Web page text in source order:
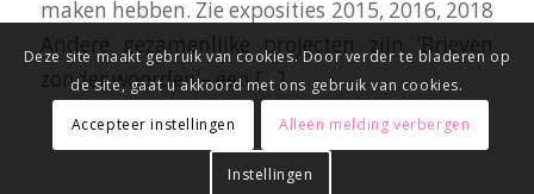
maken hebben. Zie exposities 2015, 2016, 2018
Andere gezamenlijke projecten zijn ‘Brieven
zonder woorden’– een […]
Deze site maakt gebruik van cookies. Door verder te bladeren op
de site, gaat u akkoord met ons gebruik van cookies.
Accepteer instellingen
Alleen melding verbergen
Instellingen